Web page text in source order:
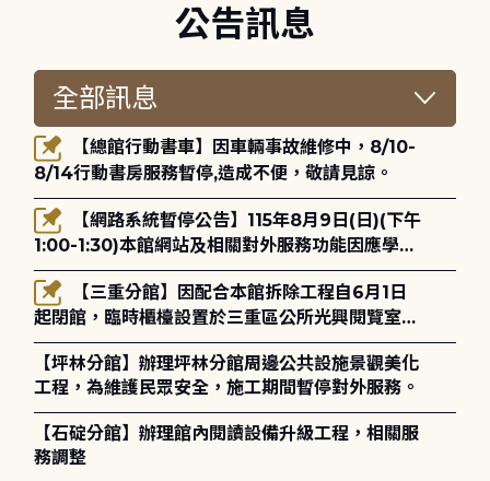
公告訊息
8/14行動書房服務暫停,造成不便，敬請見諒。
1:00-1:30)本館網站及相關對外服務功能因應學術
網路升級更新將暫停服務。
起閉館，臨時櫃檯設置於三重區公所光興閱覽室，
造成不便，敬請見諒。
【坪林分館】辦理坪林分館周邊公共設施景觀美化
工程，為維護民眾安全，施工期間暫停對外服務。
【石碇分館】辦理館內閱讀設備升級工程，相關服
務調整